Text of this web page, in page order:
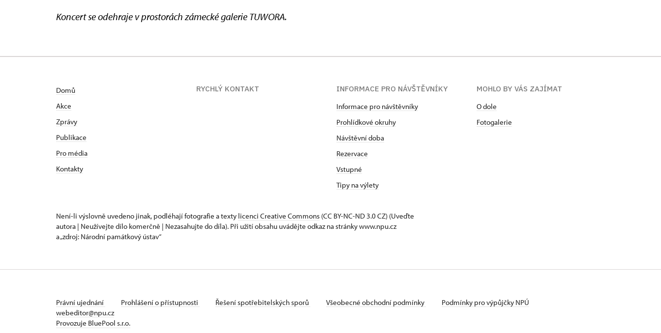
Koncert se odehraje v prostorách zámecké galerie TUWORA.
Domů
Akce
Zprávy
Publikace
Pro média
Kontakty
RYCHLÝ KONTAKT
INFORMACE PRO NÁVŠTĚVNÍKY
Informace pro návštěvníky
Prohlídkové okruhy
Návštěvní doba
Rezervace
Vstupné
Tipy na výlety
MOHLO BY VÁS ZAJÍMAT
O dole
Fotogalerie
Není-li výslovně uvedeno jinak, podléhají fotografie a texty licenci Creative Commons (CC BY-NC-ND 3.0 CZ) (Uveďte
autora | Neužívejte dílo komerčně | Nezasahujte do díla). Při užití obsahu uvádějte odkaz na stránky www.npu.cz
a „zdroj: Národní památkový ústav“
Právní ujednání Prohlášení o přístupnosti Řešení spotřebitelských sporů Všeobecné obchodní podmínky
Podmínky pro výpůjčky NPÚ
webeditor@npu.cz
Provozuje BluePool s.r.o.